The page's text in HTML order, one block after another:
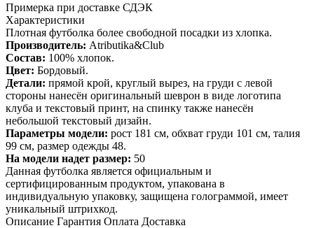
Примерка при доставке СДЭК
Характеристики
Плотная футболка более свободной посадки из хлопка.
Производитель: Atributika&Club
Состав: 100% хлопок.
Цвет: Бордовый.
Детали: прямой крой, круглый вырез, на груди с левой
стороны нанесён оригинальный шеврон в виде логотипа
клуба и текстовый принт, на спинку также нанесён
небольшой текстовый дизайн.
Параметры модели: рост 181 см, обхват груди 101 см, талия
99 см, размер одежды 48.
На модели надет размер: 50
Данная футболка является официальным и
сертифицированным продуктом, упакована в
индивидуальную упаковку, защищена голограммой, имеет
уникальный штрихкод.
Описание Гарантия Оплата Доставка